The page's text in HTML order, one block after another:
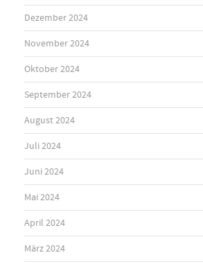
Dezember 2024
November 2024
Oktober 2024
September 2024
August 2024
Juli 2024
Juni 2024
Mai 2024
April 2024
März 2024